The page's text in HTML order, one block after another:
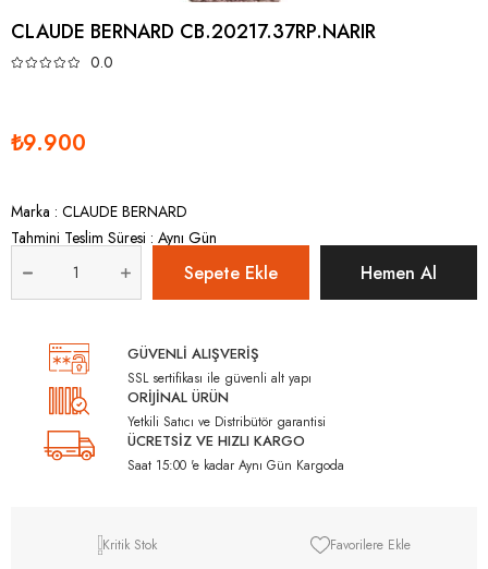
CLAUDE BERNARD CB.20217.37RP.NARIR
0.0
₺9.900
Marka : CLAUDE BERNARD
Tahmini Teslim Süresi : Aynı Gün
GÜVENLİ ALIŞVERİŞ
SSL sertifikası ile güvenli alt yapı
ORİJİNAL ÜRÜN
Yetkili Satıcı ve Distribütör garantisi
ÜCRETSİZ VE HIZLI KARGO
Saat 15:00 'e kadar Aynı Gün Kargoda
Kritik Stok Favorilere Ekle